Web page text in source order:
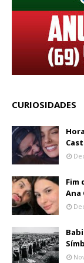
CURIOSIDADES
Fim
Ana